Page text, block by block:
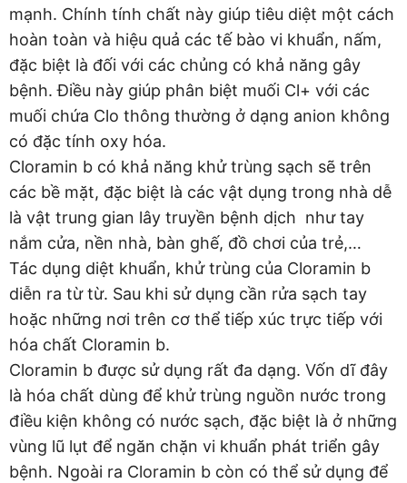
mạnh. Chính tính chất này giúp tiêu diệt một cách
hoàn toàn và hiệu quả các tế bào vi khuẩn, nấm,
đặc biệt là đối với các chủng có khả năng gây
bệnh. Điều này giúp phân biệt muối Cl+ với các
muối chứa Clo thông thường ở dạng anion không
có đặc tính oxy hóa.
Cloramin b có khả năng khử trùng sạch sẽ trên
các bề mặt, đặc biệt là các vật dụng trong nhà dễ
là vật trung gian lây truyền bệnh dịch như tay
nắm cửa, nền nhà, bàn ghế, đồ chơi của trẻ,…
Tác dụng diệt khuẩn, khử trùng của Cloramin b
diễn ra từ từ. Sau khi sử dụng cần rửa sạch tay
hoặc những nơi trên cơ thể tiếp xúc trực tiếp với
hóa chất Cloramin b.
Cloramin b được sử dụng rất đa dạng. Vốn dĩ đây
là hóa chất dùng để khử trùng nguồn nước trong
điều kiện không có nước sạch, đặc biệt là ở những
vùng lũ lụt để ngăn chặn vi khuẩn phát triển gây
bệnh. Ngoài ra Cloramin b còn có thể sử dụng để